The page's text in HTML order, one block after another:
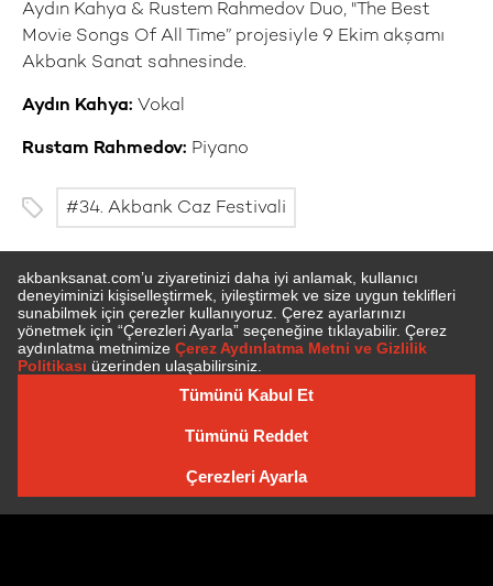
Aydın Kahya & Rustem Rahmedov Duo, "The Best
Movie Songs Of All Time” projesiyle 9 Ekim akşamı
Akbank Sanat sahnesinde.
Aydın Kahya: Vokal
Rustam Rahmedov: Piyano
34. Akbank Caz Festivali